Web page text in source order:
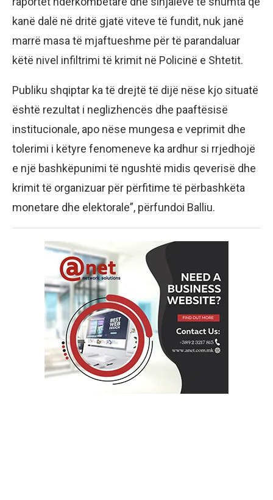
kanë dalë në dritë gjatë viteve të fundit, nuk janë
marrë masa të mjaftueshme për të parandaluar
këtë nivel infiltrimi të krimit në Policinë e Shtetit.
Publiku shqiptar ka të drejtë të dijë nëse kjo situatë
është rezultat i neglizhencës dhe paaftësisë
institucionale, apo nëse mungesa e veprimit dhe
tolerimi i këtyre fenomeneve ka ardhur si rrjedhojë
e një bashkëpunimi të ngushtë midis qeverisë dhe
krimit të organizuar për përfitime të përbashkëta
monetare dhe elektorale”, përfundoi Balliu.